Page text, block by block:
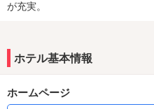
が充実。
ホテル基本情報
ホームページ